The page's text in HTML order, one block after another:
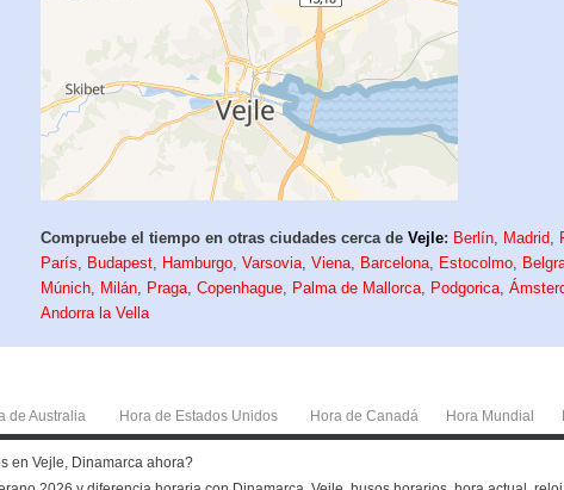
Compruebe el tiempo en otras ciudades cerca deVejle: Berlín, Madrid,
París, Budapest, Hamburgo,Varsovia,Viena, Barcelona, Estocolmo,
Múnich, Milán, Praga,Copenhague, Palma de Mallorca, Podgorica,
Andorra la Vella
de Australia Hora de Estados Unidos Hora de Canadá Hora Mundial
en Vejle, Dinamarca ahora?